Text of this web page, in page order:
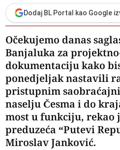
Dodaj BL Portal kao Google
Očekujemo danas
Banjaluka za
dokumentaciju kako
ponedjeljak nastavili
pristupnim
naselju Česma i do
most u funkciju, rekao
preduzeća “Putevi
Miroslav Јanković.